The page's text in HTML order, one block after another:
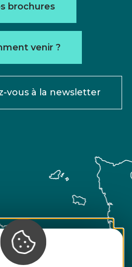
brochures
venir ?
vous à la newsletter